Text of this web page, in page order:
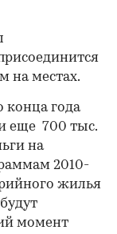
на местах.
конца года
еще 700 тыс.
на
2010-
жилья
момент